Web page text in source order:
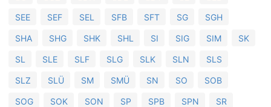
SEE SEF SEL SFB SFT SG SGH
SHA SHG SHK SHL SI SIG SIM SK
SL SLE SLF SLG SLK SLN SLS
SLZ SLÜ SM SMÜ SN SO SOB
SOG SOK SON SP SPB SPN SR